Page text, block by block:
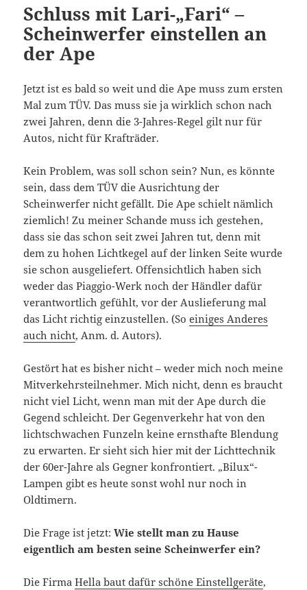
Schluss mit Lari-„Fari“ –
Scheinwerfer einstellen an
der Ape
Jetzt ist es bald so weit und die Ape muss zum ersten
Mal zum TÜV. Das muss sie ja wirklich schon nach
zwei Jahren, denn die 3-Jahres-Regel gilt nur für
Autos, nicht für Krafträder.
Kein Problem, was soll schon sein? Nun, es könnte
sein, dass dem TÜV die Ausrichtung der
Scheinwerfer nicht gefällt. Die Ape schielt nämlich
ziemlich! Zu meiner Schande muss ich gestehen,
dass sie das schon seit zwei Jahren tut, denn mit
dem zu hohen Lichtkegel auf der linken Seite wurde
sie schon ausgeliefert. Offensichtlich haben sich
weder das Piaggio-Werk noch der Händler dafür
verantwortlich gefühlt, vor der Auslieferung mal
das Licht richtig einzustellen. (Soeiniges Anderes
auch nicht, Anm. d. Autors).
Gestört hat es bisher nicht – weder mich noch meine
Mitverkehrsteilnehmer. Mich nicht, denn es braucht
nicht viel Licht, wenn man mit der Ape durch die
Gegend schleicht. Der Gegenverkehr hat von den
lichtschwachen Funzeln keine ernsthafte Blendung
zu erwarten. Er sieht sich hier mit der Lichttechnik
der 60er-Jahre als Gegner konfrontiert. „Bilux“-
Lampen gibt es heute sonst wohl nur noch in
Oldtimern.
Die Frage ist jetzt:Wie stellt man zu Hause
eigentlich am besten seine Scheinwerfer ein?
Die FirmaHella baut dafür schöne Einstellgeräte,